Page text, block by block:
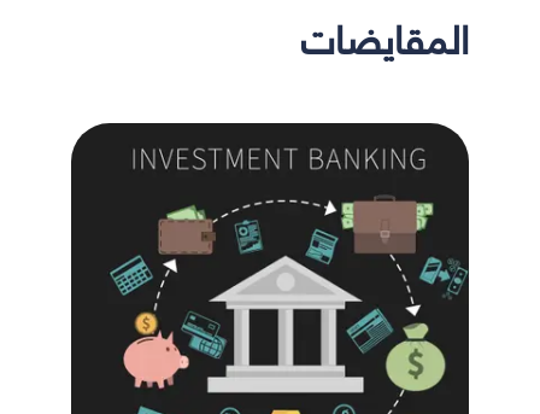
المقايضات